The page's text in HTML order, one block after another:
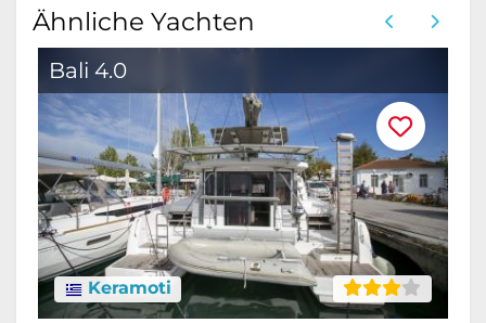
Ähnliche Yachten
Bali 4.0
Keramoti